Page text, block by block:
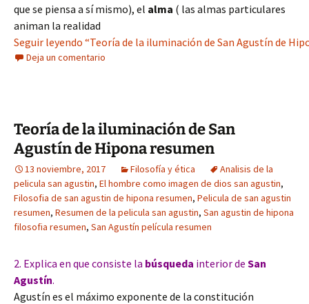
que se piensa a sí mismo), el alma ( las almas particulares
animan la realidad
Seguir leyendo “Teoría de la iluminación de San Agustín de
Deja un comentario
Teoría de la iluminación de San
Agustín de Hipona resumen
13 noviembre, 2017 Filosofía y ética
Analisis de la
pelicula san agustin, El hombre como imagen de dios san agustin,
Filosofia de san agustin de hipona resumen, Pelicula de san agustin
resumen, Resumen de la pelicula san agustin, San agustin de hipona
filosofia resumen, San Agustín película resumen
2. Explica en que consiste la búsqueda interior de San
Agustín.
Agustín es el máximo exponente de la constitución